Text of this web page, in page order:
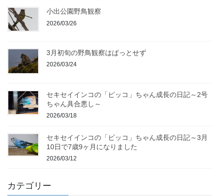
小出公園野鳥観察
2026/03/26
3月初旬の野鳥観察はぱっとせず
2026/03/24
セキセイインコの「ピッコ」ちゃん成長の日記～2号
ちゃん具合悪し～
2026/03/18
セキセイインコの「ピッコ」ちゃん成長の日記～3月
10日で7歳9ヶ月になりました
2026/03/12
カテゴリー